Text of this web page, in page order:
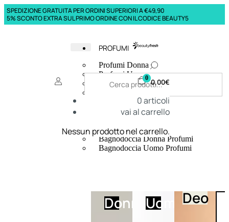
SPEDIZIONE GRATUITA PER ORDINI SUPERIORI A €49,90
5% SCONTO EXTRA SUL PRIMO ORDINE CON IL CODICE BEAUTY5
PROFUMI
Profumi Donna
Profumi Uomo
Deodoranti Donna
Corpo Donna
Corpo Uomo
Creme Mani
Bagnodoccia Donna Profumi
Bagnodoccia Uomo Profumi
DonnaUomoDeo
0 0,00€
0articoli
vai al carrello
Nessun prodotto nel carrello.